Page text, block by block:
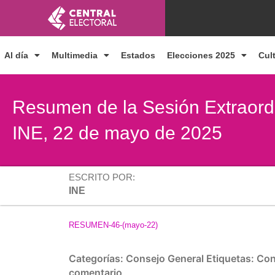
contenido
Al día Multimedia Estados Elecciones 2025
Resumen de la Sesión
INE, 22 de mayo de 2025
ESCRITO POR:
INE
RESUMEN-46-(mayo-22)
Categorías: Consejo General Etiquetas:
comentario